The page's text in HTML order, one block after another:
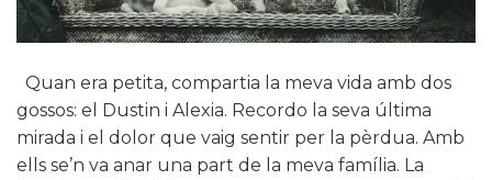
Quan era petita, compartia la meva vida amb dos
gossos: el Dustin i Alexia. Recordo la seva última
mirada i el dolor que vaig sentir per la pèrdua. Amb
ells se’n va anar una part de la meva família. La